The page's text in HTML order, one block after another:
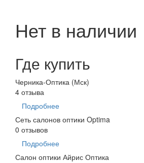
Нет в наличии
Где купить
Черника-Оптика (Мск)
4 отзыва
Подробнее
Сеть салонов оптики Optima
0 отзывов
Подробнее
Салон оптики Айрис Оптика